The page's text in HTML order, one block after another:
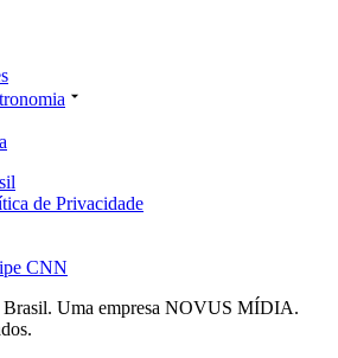
de Privacidade
CNN
Uma empresa NOVUS MÍDIA.